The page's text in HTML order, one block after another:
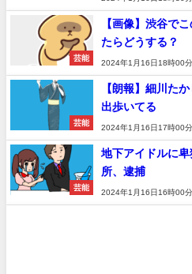
芸能
【画像】渋谷で
たらどうする？
2024年1月16日18時00分
芸能
【朗報】細川た
出歩いてる
2024年1月16日17時00分
芸能
地下アイドルに
所、逮捕
2024年1月16日16時00分